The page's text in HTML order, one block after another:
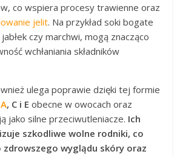
co wspiera procesy trawienne oraz
jelit. Na przykład soki bogate
czy marchwi, mogą znacząco
wchłaniania składników
ulega poprawie dzięki tej formie
, C i E obecne w owocach oraz
jako silne przeciwutleniacze. Ich
szkodliwe wolne rodniki, co
zdrowszego wyglądu skóry oraz